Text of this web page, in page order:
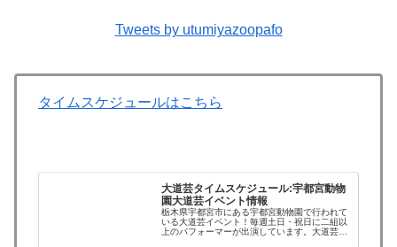
Tweets by utumiyazoopafo
タイムスケジュールはこちら
大道芸タイムスケジュール:宇都宮動物
園大道芸イベント情報
栃木県宇都宮市にある宇都宮動物園で行われて
いる大道芸イベント！毎週土日・祝日に二組以
上のパフォーマーが出演しています。大道芸ラ